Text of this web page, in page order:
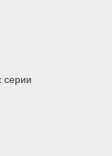
серии